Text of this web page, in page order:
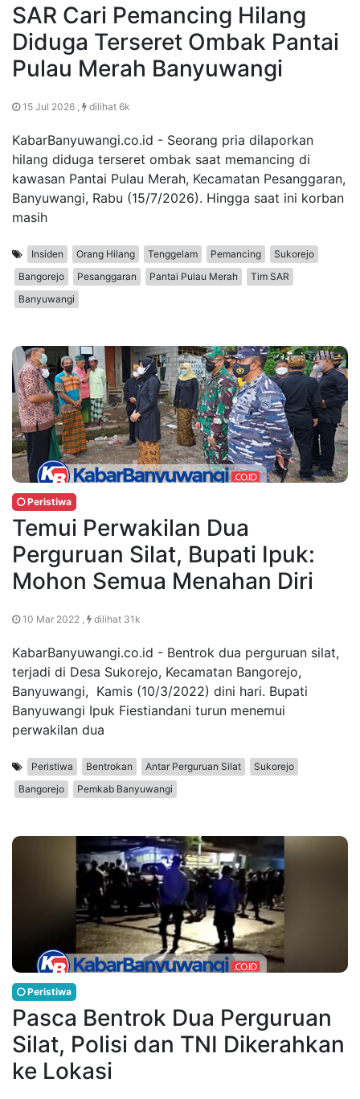
SAR Cari Pemancing Hilang
Diduga Terseret Ombak Pantai
Pulau Merah Banyuwangi
15 Jul 2026 , dilihat 6k
KabarBanyuwangi.co.id - Seorang pria dilaporkan
hilang diduga terseret ombak saat memancing di
kawasan Pantai Pulau Merah, Kecamatan Pesanggaran,
Banyuwangi, Rabu (15/7/2026). Hingga saat ini korban
masih
Insiden Orang Hilang Tenggelam Pemancing
Sukorejo
Bangorejo
Pesanggaran Pantai Pulau Merah
Tim SAR
Banyuwangi
Peristiwa
Temui Perwakilan Dua
Perguruan Silat, Bupati Ipuk:
Mohon Semua Menahan Diri
10 Mar 2022 , dilihat 31k
KabarBanyuwangi.co.id - Bentrok dua perguruan silat,
terjadi di Desa Sukorejo, Kecamatan Bangorejo,
Banyuwangi, Kamis (10/3/2022) dini hari. Bupati
Banyuwangi Ipuk Fiestiandani turun menemui
perwakilan dua
Peristiwa Bentrokan Antar Perguruan Silat
Sukorejo
Bangorejo
Pemkab Banyuwangi
Peristiwa
Pasca Bentrok Dua Perguruan
Silat, Polisi dan TNI Dikerahkan
ke Lokasi